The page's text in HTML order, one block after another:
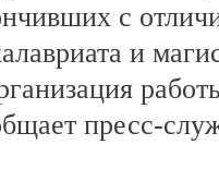
с
и
пресс-